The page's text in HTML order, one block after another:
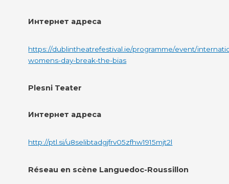
Интернет адреса
https://dublintheatrefestival.ie/programme/event/
womens-day-break-the-bias
Plesni Teater
Интернет адреса
http://ptl.si/u8selibtadgjfrv05zfhw1915mjt2l
Réseau en scène Languedoc-Roussillon